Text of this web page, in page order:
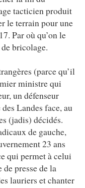
tacticien produit
le terrain pour une
Par où qu’on le
bricolage.
(parce qu’il
ministre qui
un défenseur
Landes face, au
(jadis) décidés.
de gauche,
23 ans
qui permet à celui
presse de la
lauriers et chanter